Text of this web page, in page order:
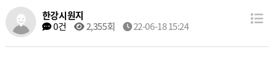
한강시원지
0건
2,355회 22-06-18 15:24